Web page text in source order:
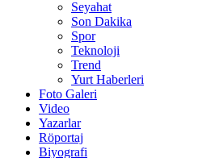
Seyahat
Son Dakika
Spor
Teknoloji
Trend
Yurt Haberleri
Foto Galeri
Video
Yazarlar
Röportaj
Biyografi